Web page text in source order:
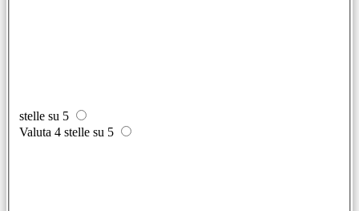
stelle su 5
Valuta 4 stelle su 5